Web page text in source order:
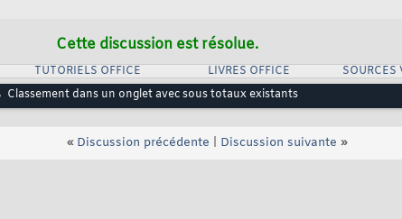
Cette discussion est résolue.
TUTORIELS OFFICE LIVRES OFFICE SOURCES
Classement dans un onglet avec sous totaux existants
« Discussion précédente Discussion suivante »